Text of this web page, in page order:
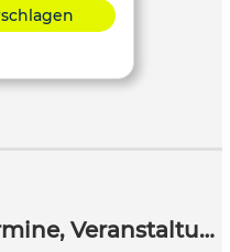
Bildungsangebote, Termine, Veranstaltungen